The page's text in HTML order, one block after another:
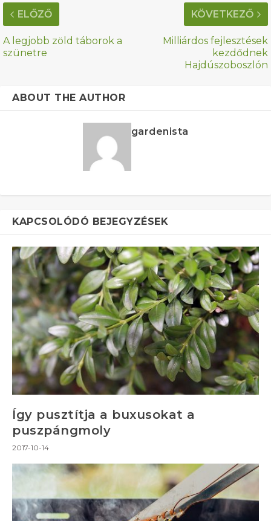
ELŐZŐ
A legjobb zöld táborok a
szünetre
KÖVETKEZŐ
Milliárdos fejlesztések
kezdődnek
Hajdúszoboszlón
ABOUT THE AUTHOR
gardenista
KAPCSOLÓDÓ BEJEGYZÉSEK
Így pusztítja a buxusokat a
puszpángmoly
2017-10-14